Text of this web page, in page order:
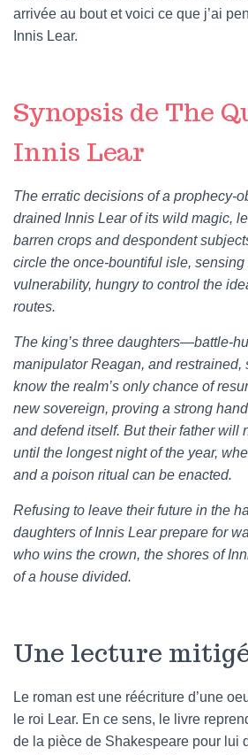
arrivée au bout et voici ce que j’ai
Innis Lear.
Synopsis de The
Innis Lear
The erratic decisions of a prophecy-
drained Innis Lear of its wild magic,
barren crops and despondent
circle the once-bountiful isle,
vulnerability, hungry to control the
routes.
The king’s three daughters—battle-
manipulator Reagan, and
know the realm’s only chance of
new sovereign, proving a strong
and defend itself. But their father will
until the longest night of the year,
and a poison ritual can be enacted.
Refusing to leave their future in the
daughters of Innis Lear prepare for
who wins the crown, the shores of
of a house divided.
Une lecture
Le roman est une réécriture d’une
le roi Lear. En ce sens, le livre
de la pièce de Shakespeare pour lui